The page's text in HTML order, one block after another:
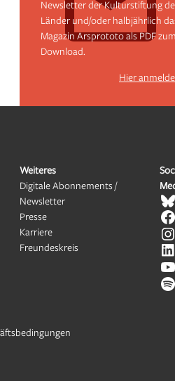
Newsletter der Kulturstiftung
Länder und/oder halbjährlich
Magazin Arsprototo als PDF zum
Download.
Hier
Weiteres
Digitale Abonnements /
Newsletter
Presse
Karriere
Freundeskreis